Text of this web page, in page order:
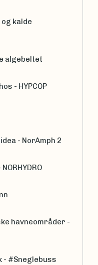
kalde
algebeltet
- HYPCOP
- NorAmph 2
havneområder -
- #Sneglebuss